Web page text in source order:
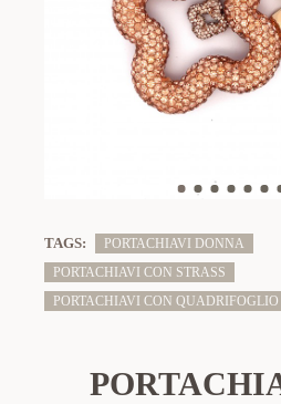
TAGS:
PORTACHIAVI DONNA
PORTACHIAVI CON STRASS
PORTACHIAVI CON QUADRIFOGLIO